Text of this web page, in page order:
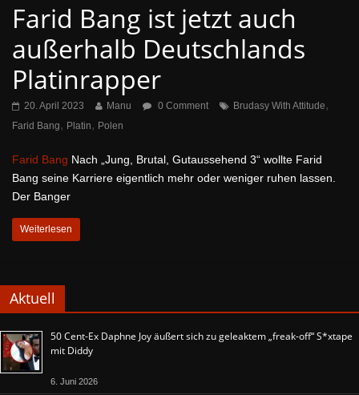
Farid Bang ist jetzt auch
außerhalb Deutschlands
Platinrapper
20. April 2023 Manu 0 Comment Brudasy With Attitude,
Farid Bang, Platin, Polen
Farid Bang Nach „Jung, Brutal, Gutaussehend 3“ wollte Farid
Bang seine Karriere eigentlich mehr oder weniger ruhen lassen.
Der Banger
Weiterlesen
Aktuell
50 Cent-Ex Daphne Joy äußert sich zu geleaktem „freak-off“ S*xtape
mit Diddy
6. Juni 2026